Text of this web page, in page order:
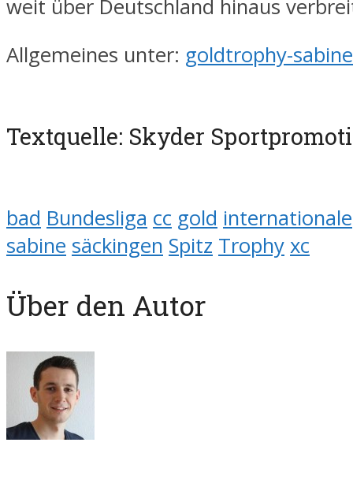
weit über Deutschland hinaus
Allgemeines unter: goldtrophy-
Textquelle: Skyder
bad Bundesliga cc gold internationale
sabine säckingen Spitz Trophy xc
Über den Autor